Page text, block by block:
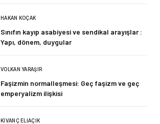
HAKAN KOÇAK
Sınıfın kayıp asabiyesi ve sendikal arayışlar :
Yapı, dönem, duygular
VOLKAN YARAŞIR
Faşizmin normalleşmesi: Geç faşizm ve geç
emperyalizm ilişkisi
KIVANÇ ELIAÇIK